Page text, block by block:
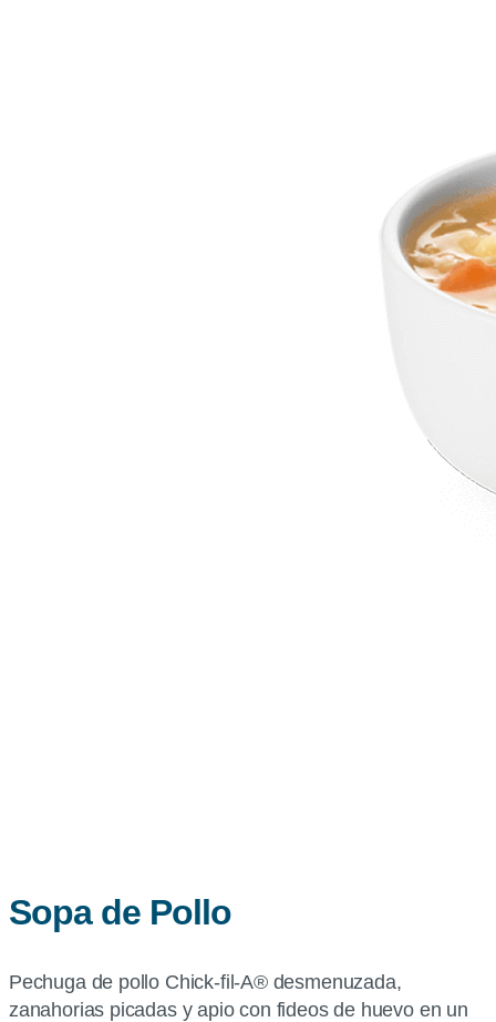
Sopa de Pollo
Pechuga de pollo Chick-fil-A® desmenuzada,
zanahorias picadas y apio con fideos de huevo en un